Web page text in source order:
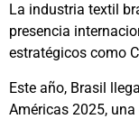
La industria textil
presencia
estratégicos como
Este año, Brasil
Américas 2025,